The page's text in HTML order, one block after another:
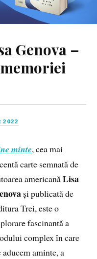
Genova –
2022
minte, cea mai
carte semnată de
americanăLisa
și publicată de
Trei, este o
fascinantă a
complex în care
aducem aminte, a